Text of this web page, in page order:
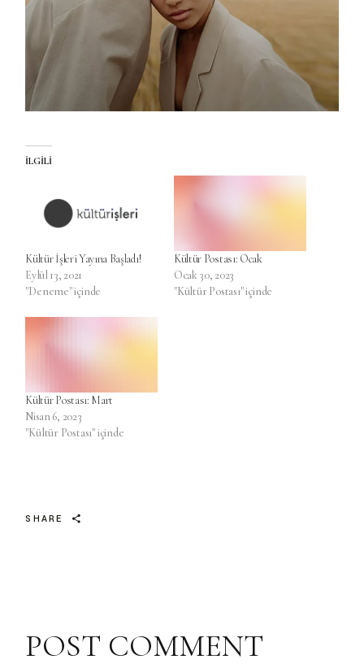
İLGILI
Kültür İşleri Yayına Başladı!
Eylül 13, 2021
"Deneme" içinde
Kültür Postası: Ocak
Ocak 30, 2023
"Kültür Postası" içinde
Kültür Postası: Mart
Nisan 6, 2023
"Kültür Postası" içinde
SHARE
POST COMMENT